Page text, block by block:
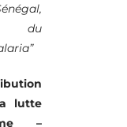
du
lutte
–